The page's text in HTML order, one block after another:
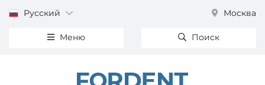
Русский Москва
Меню Поиск